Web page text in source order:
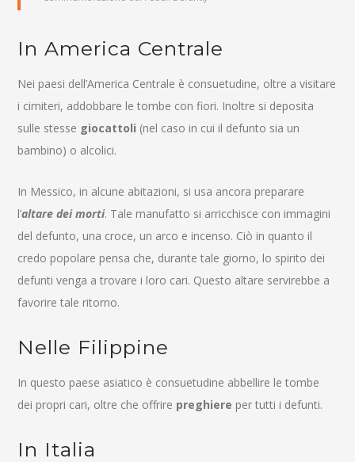
In America Centrale
Nei paesi dell’America Centrale è consuetudine, oltre a visitare
i cimiteri, addobbare le tombe con fiori. Inoltre si deposita
sulle stesse giocattoli (nel caso in cui il defunto sia un
bambino) o alcolici.
In Messico, in alcune abitazioni, si usa ancora preparare
l’altare dei morti. Tale manufatto si arricchisce con immagini
del defunto, una croce, un arco e incenso. Ciò in quanto il
credo popolare pensa che, durante tale giorno, lo spirito dei
defunti venga a trovare i loro cari. Questo altare servirebbe a
favorire tale ritorno.
Nelle Filippine
In questo paese asiatico è consuetudine abbellire le tombe
dei propri cari, oltre che offrire preghiere per tutti i defunti.
In Italia